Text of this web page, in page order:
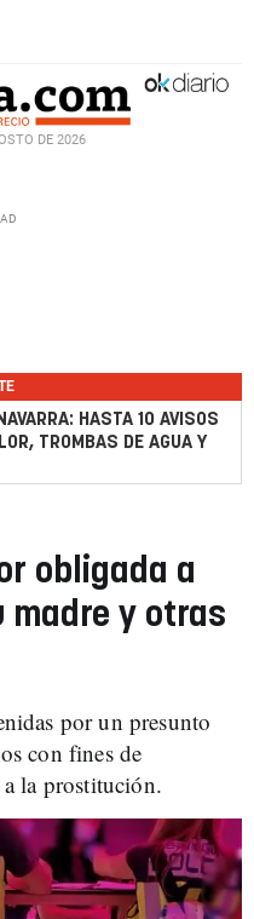
DE 2026
HASTA 10 AVISOS
TROMBAS DE AGUA Y
obligada a
madre y otras
por un presunto
con fines de
la prostitución.